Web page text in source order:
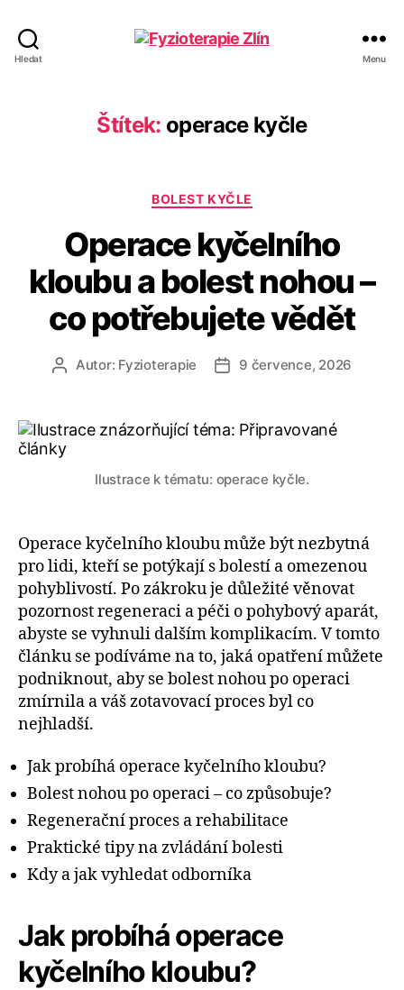
Hledat Menu
Štítek: operace kyčle
Rubriky
BOLEST KYČLE
Operace kyčelního
kloubu a bolest nohou –
co potřebujete vědět
AutorAutor: Fyzioterapie
Datum
9 července, 2026
Ilustrace k tématu: operace kyčle.
Operace kyčelního kloubu může být nezbytná
pro lidi, kteří se potýkají s bolestí a omezenou
pohyblivostí. Po zákroku je důležité věnovat
pozornost regeneraci a péči o pohybový aparát,
abyste se vyhnuli dalším komplikacím. V tomto
článku se podíváme na to, jaká opatření můžete
podniknout, aby se bolest nohou po operaci
zmírnila a váš zotavovací proces byl co
nejhladší.
Jak probíhá operace kyčelního kloubu?
Bolest nohou po operaci – co způsobuje?
Regenerační proces a rehabilitace
Praktické tipy na zvládání bolesti
Kdy a jak vyhledat odborníka
Jak probíhá operace
kyčelního kloubu?